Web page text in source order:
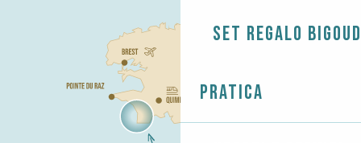
Set regalo
Pratica